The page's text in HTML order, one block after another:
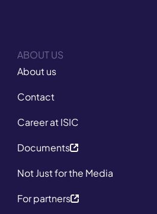
ABOUT US
About us
Contact
Career at ISIC
Documents
Not Just for the Media
For partners